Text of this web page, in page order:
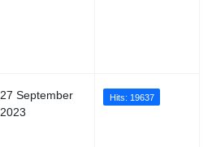
27 September
2023
Hits: 19637